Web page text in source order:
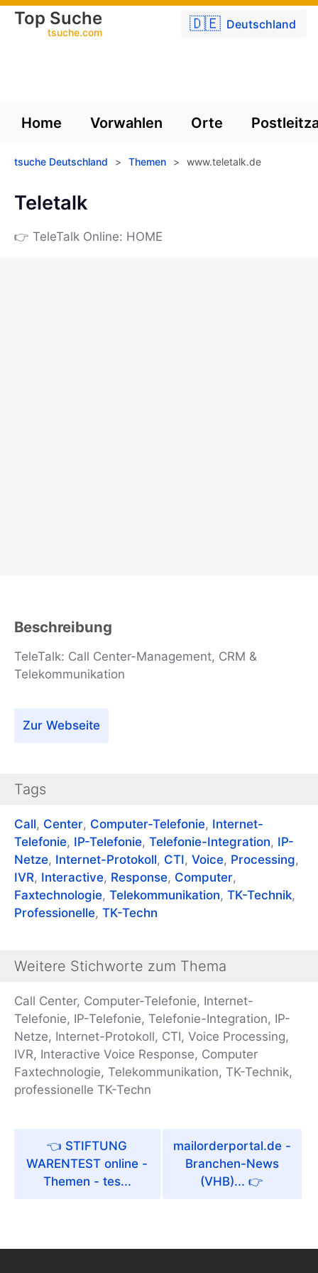
🇩🇪 Deutschland
Top Suche
tsuche.com
Home Vorwahlen Orte
tsuche Deutschland > Themen > www.teletalk.de
Teletalk
👉 TeleTalk Online: HOME
Beschreibung
TeleTalk: Call Center-Management, CRM &
Telekommunikation
Zur Webseite
Tags
Call, Center, Computer-Telefonie, Internet-
Telefonie, IP-Telefonie, Telefonie-Integration, IP-
Netze, Internet-Protokoll, CTI, Voice, Processing,
IVR, Interactive, Response, Computer,
Faxtechnologie, Telekommunikation, TK-Technik,
Professionelle, TK-Techn
Weitere Stichworte zum Thema
Call Center, Computer-Telefonie, Internet-
Telefonie, IP-Telefonie, Telefonie-Integration, IP-
Netze, Internet-Protokoll, CTI, Voice Processing,
IVR, Interactive Voice Response, Computer
Faxtechnologie, Telekommunikation, TK-Technik,
professionelle TK-Techn
STIFTUNG
WARENTEST online -
Themen - tes...
mailorderportal.de -
Branchen-News
(VHB)...